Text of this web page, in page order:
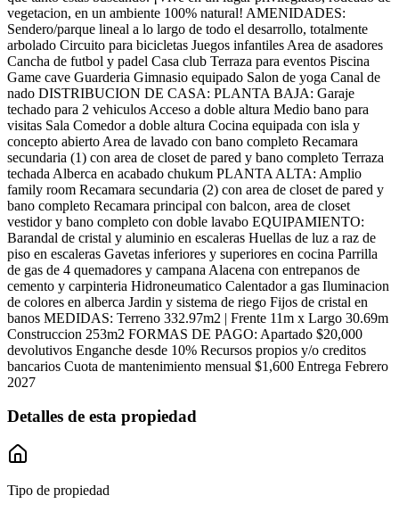
vegetacion, en un ambiente 100% natural! AMENIDADES:
Sendero/parque lineal a lo largo de todo el desarrollo, totalmente
arbolado Circuito para bicicletas Juegos infantiles Area de asadores
Cancha de futbol y padel Casa club Terraza para eventos Piscina
Game cave Guarderia Gimnasio equipado Salon de yoga Canal de
nado DISTRIBUCION DE CASA: PLANTA BAJA: Garaje
techado para 2 vehiculos Acceso a doble altura Medio bano para
visitas Sala Comedor a doble altura Cocina equipada con isla y
concepto abierto Area de lavado con bano completo Recamara
secundaria (1) con area de closet de pared y bano completo Terraza
techada Alberca en acabado chukum PLANTA ALTA: Amplio
family room Recamara secundaria (2) con area de closet de pared y
bano completo Recamara principal con balcon, area de closet
vestidor y bano completo con doble lavabo EQUIPAMIENTO:
Barandal de cristal y aluminio en escaleras Huellas de luz a raz de
piso en escaleras Gavetas inferiores y superiores en cocina Parrilla
de gas de 4 quemadores y campana Alacena con entrepanos de
cemento y carpinteria Hidroneumatico Calentador a gas Iluminacion
de colores en alberca Jardin y sistema de riego Fijos de cristal en
banos MEDIDAS: Terreno 332.97m2 | Frente 11m x Largo 30.69m
Construccion 253m2 FORMAS DE PAGO: Apartado $20,000
devolutivos Enganche desde 10% Recursos propios y/o creditos
bancarios Cuota de mantenimiento mensual $1,600 Entrega Febrero
2027
Detalles de esta propiedad
Tipo de propiedad